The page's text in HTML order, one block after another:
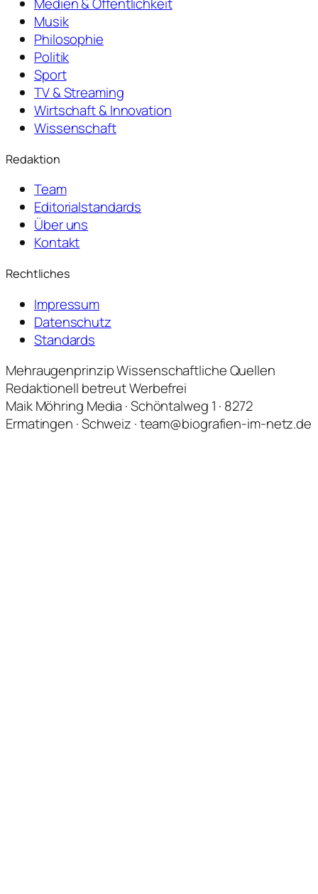
Musik
Philosophie
Politik
Sport
TV & Streaming
Wirtschaft & Innovation
Wissenschaft
Redaktion
Team
Editorialstandards
Über uns
Kontakt
Rechtliches
Impressum
Datenschutz
Standards
MehraugenprinzipWissenschaftliche Quellen
Redaktionell betreutWerbefrei
Maik Möhring Media · Schöntalweg 1 · 8272
Ermatingen · Schweiz · team@biografien-im-netz.de